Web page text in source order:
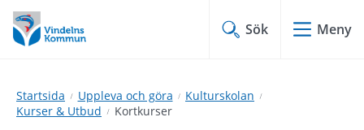
Hoppa
till
innehåll
Hoppa
till
undermeny
Sök Meny
Startsida Uppleva och göra
Kulturskolan
Kurser & Utbud
Kortkurser